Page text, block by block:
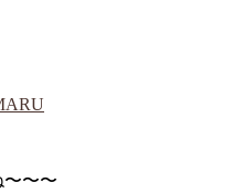
〜〜